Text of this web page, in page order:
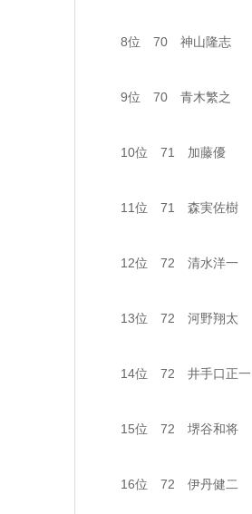
8位 70 神山隆志
9位 70 青木繁之
10位 71 加藤優
11位 71 森実佐樹
12位 72 清水洋一
13位 72 河野翔太
14位 72 井手口正一
15位 72 堺谷和将
16位 72 伊丹健二